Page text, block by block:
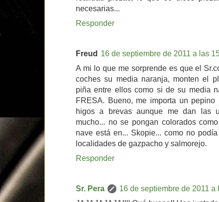
necesarias...
Responder
Freud 16 de septiembre de 2011 a las
A mi lo que me sorprende es que el
coches su media naranja, monten el
piña entre ellos como si de su media
FRESA. Bueno, me importa un
higos a brevas aunque me dan las
mucho... no se pongan colorados
nave está en... Skopie... como no
localidades de gazpacho y salmorejo.
Responder
Sr. Pera
16 de septiembre de 2011 a